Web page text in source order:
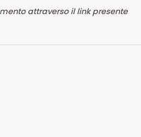
attraverso il link presente